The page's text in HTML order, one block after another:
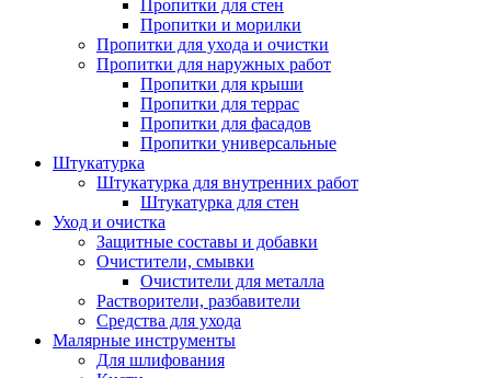
Пропитки для стен
Пропитки и морилки
Пропитки для ухода и очистки
Пропитки для наружных работ
Пропитки для крыши
Пропитки для террас
Пропитки для фасадов
Пропитки универсальные
Штукатурка
Штукатурка для внутренних работ
Штукатурка для стен
Уход и очистка
Защитные составы и добавки
Очистители, смывки
Очистители для металла
Растворители, разбавители
Средства для ухода
Малярные инструменты
Для шлифования